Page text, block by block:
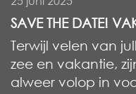
SAVE THE DATE!
Terwijl velen van
zee en vakantie,
alweer volop in